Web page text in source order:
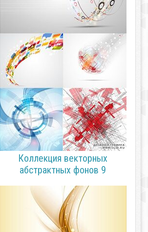
Коллекция векторных
абстрактных фонов 9